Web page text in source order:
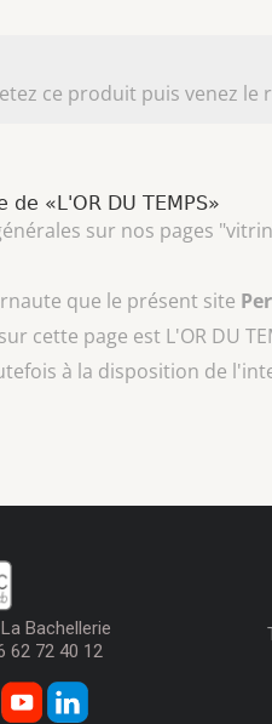
ce produit puis venez le
«L'OR DU TEMPS»
sur nos pages
que le présent site
cette page est L'OR DU
à la disposition de
Bachellerie
62 72 40 12